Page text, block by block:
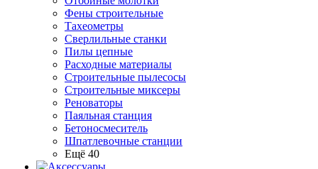
Фены строительные
Тахеометры
Сверлильные станки
Пилы цепные
Расходные материалы
Строительные пылесосы
Строительные миксеры
Реноваторы
Паяльная станция
Бетоносмеситель
Шпатлевочные станции
Ещё 40